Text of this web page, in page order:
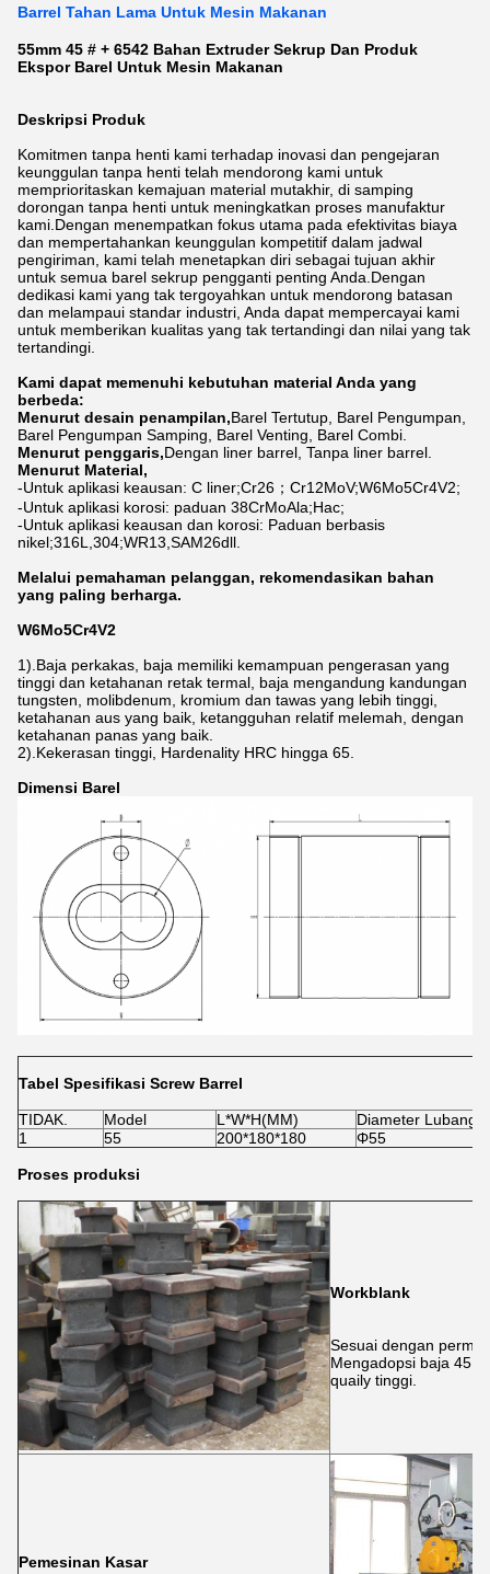
Barrel Tahan Lama Untuk Mesin Makanan
55mm 45 # + 6542 Bahan Extruder Sekrup Dan Produk
Ekspor Barel Untuk Mesin Makanan
Deskripsi Produk
Komitmen tanpa henti kami terhadap inovasi dan pengejaran
keunggulan tanpa henti telah mendorong kami untuk
memprioritaskan kemajuan material mutakhir, di samping
dorongan tanpa henti untuk meningkatkan proses manufaktur
kami.Dengan menempatkan fokus utama pada efektivitas biaya
dan mempertahankan keunggulan kompetitif dalam jadwal
pengiriman, kami telah menetapkan diri sebagai tujuan akhir
untuk semua barel sekrup pengganti penting Anda.Dengan
dedikasi kami yang tak tergoyahkan untuk mendorong batasan
dan melampaui standar industri, Anda dapat mempercayai kami
untuk memberikan kualitas yang tak tertandingi dan nilai yang tak
tertandingi.
Kami dapat memenuhi kebutuhan material Anda yang
berbeda:
Menurut desain penampilan,Barel Tertutup, Barel Pengumpan,
Barel Pengumpan Samping, Barel Venting, Barel Combi.
Menurut penggaris,Dengan liner barrel, Tanpa liner barrel.
Menurut Material,
-Untuk aplikasi keausan: C liner;Cr26；Cr12MoV;W6Mo5Cr4V2;
-Untuk aplikasi korosi: paduan 38CrMoAla;Hac;
-Untuk aplikasi keausan dan korosi: Paduan berbasis
nikel;316L,304;WR13,SAM26dll.
Melalui pemahaman pelanggan, rekomendasikan bahan
yang paling berharga.
W6Mo5Cr4V2
1).Baja perkakas, baja memiliki kemampuan pengerasan yang
tinggi dan ketahanan retak termal, baja mengandung kandungan
tungsten, molibdenum, kromium dan tawas yang lebih tinggi,
ketahanan aus yang baik, ketangguhan relatif melemah, dengan
ketahanan panas yang baik.
2).Kekerasan tinggi, Hardenality HRC hingga 65.
Dimensi Barel
Tabel Spesifikasi Screw Barrel
TIDAK. Model L*W*H(MM)
Diameter Lubang/
1
55 200*180*180 Φ55
Proses produksi
Workblank
Sesuai dengan
Mengadopsi baja 45
quaily tinggi.
Pemesinan Kasar